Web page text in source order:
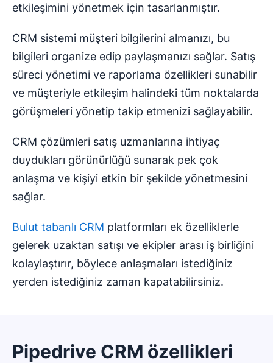
etkileşimini yönetmek için tasarlanmıştır.
CRM sistemi müşteri bilgilerini almanızı, bu
bilgileri organize edip paylaşmanızı sağlar. Satış
süreci yönetimi ve raporlama özellikleri sunabilir
ve müşteriyle etkileşim halindeki tüm noktalarda
görüşmeleri yönetip takip etmenizi sağlayabilir.
CRM çözümleri satış uzmanlarına ihtiyaç
duydukları görünürlüğü sunarak pek çok
anlaşma ve kişiyi etkin bir şekilde yönetmesini
sağlar.
Bulut tabanlı CRM platformları ek özelliklerle
gelerek uzaktan satışı ve ekipler arası iş birliğini
kolaylaştırır, böylece anlaşmaları istediğiniz
yerden istediğiniz zaman kapatabilirsiniz.
Pipedrive CRM özellikleri